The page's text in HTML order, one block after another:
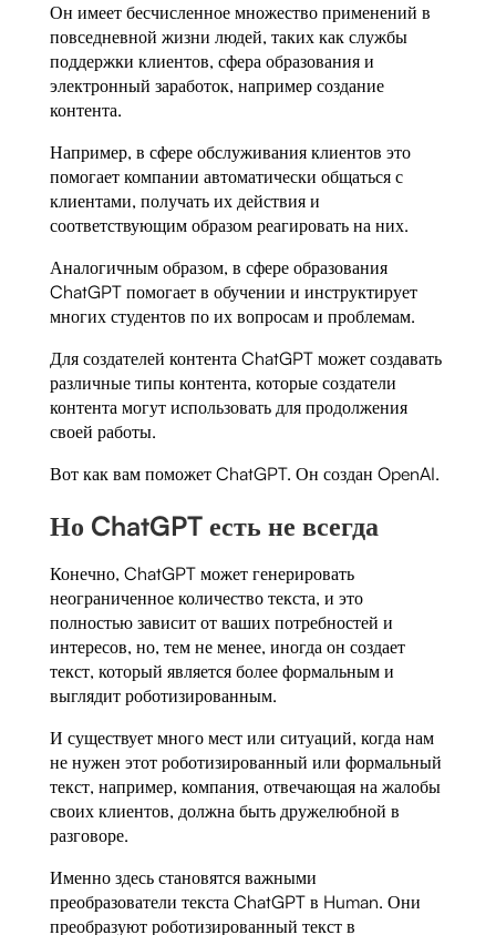
Он имеет бесчисленное множество применений в
повседневной жизни людей, таких как службы
поддержки клиентов, сфера образования и
электронный заработок, например создание
контента.
Например, в сфере обслуживания клиентов это
помогает компании автоматически общаться с
клиентами, получать их действия и
соответствующим образом реагировать на них.
Аналогичным образом, в сфере образования
ChatGPT помогает в обучении и инструктирует
многих студентов по их вопросам и проблемам.
Для создателей контента ChatGPT может создавать
различные типы контента, которые создатели
контента могут использовать для продолжения
своей работы.
Вот как вам поможет ChatGPT. Он создан OpenAI.
Но ChatGPT есть не всегда
Конечно, ChatGPT может генерировать
неограниченное количество текста, и это
полностью зависит от ваших потребностей и
интересов, но, тем не менее, иногда он создает
текст, который является более формальным и
выглядит роботизированным.
И существует много мест или ситуаций, когда нам
не нужен этот роботизированный или формальный
текст, например, компания, отвечающая на жалобы
своих клиентов, должна быть дружелюбной в
разговоре.
Именно здесь становятся важными
преобразователи текста ChatGPT в Human. Они
преобразуют роботизированный текст в